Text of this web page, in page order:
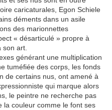
caricaturales, Egon Schiele
déments dans un asile
des marionnettes
« désarticulé » propre à
art.
générant une multiplication
tuméfiée des corps, les fonds
de certains nus, ont amené à
qui marque alors
le peintre ne recherche pas
la couleur comme le font ses